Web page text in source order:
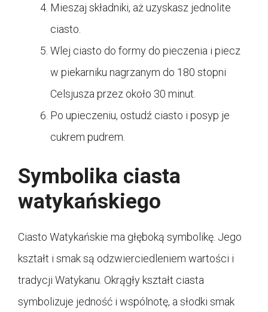
Mieszaj składniki, aż uzyskasz jednolite
ciasto.
Wlej ciasto do formy do pieczenia i piecz
w piekarniku nagrzanym do 180 stopni
Celsjusza przez około 30 minut.
Po upieczeniu, ostudź ciasto i posyp je
cukrem pudrem.
Symbolika ciasta
watykańskiego
Ciasto Watykańskie ma głęboką symbolikę. Jego
kształt i smak są odzwierciedleniem wartości i
tradycji Watykanu. Okrągły kształt ciasta
symbolizuje jedność i wspólnotę, a słodki smak